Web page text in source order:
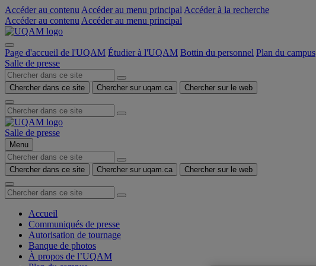
Accéder au contenu Accéder au menu principal Accéder à la recherche
Accéder au contenu Accéder au menu principal
Page d'accueil de l'UQAM Étudier à l'UQAM Bottin du personnel Plan du campus
Salle de presse
Chercher dans ce site Chercher sur uqam.ca Chercher sur le web
Salle de presse
Menu
Chercher dans ce site Chercher sur uqam.ca Chercher sur le web
Accueil
Communiqués de presse
Autorisation de tournage
Banque de photos
À propos de l’UQAM